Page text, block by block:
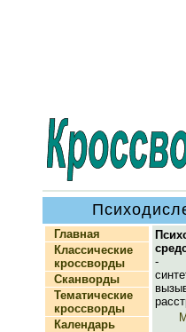
Главная
Классические
кроссворды
Сканворды
Тематические
кроссворды
Календарь
-